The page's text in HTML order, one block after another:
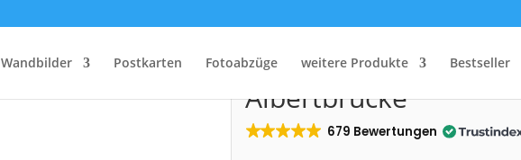
Wandbilder Postkarten Fotoabzüge weitere Produkte Bestseller
Start/Shop/Puzzle/ Puzzle (Nr. 00888) Albertbrücke
Puzzle (Nr. 00888)
Albertbrücke
679 Bewertungen